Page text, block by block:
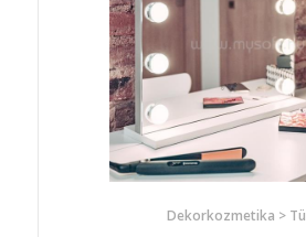
Dekorkozmetika >